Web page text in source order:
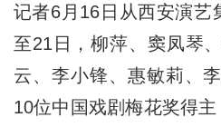
记者6月16日从西安演艺
至21日，柳萍、窦凤琴
云、李小锋、惠敏莉、
10位中国戏剧梅花奖得主